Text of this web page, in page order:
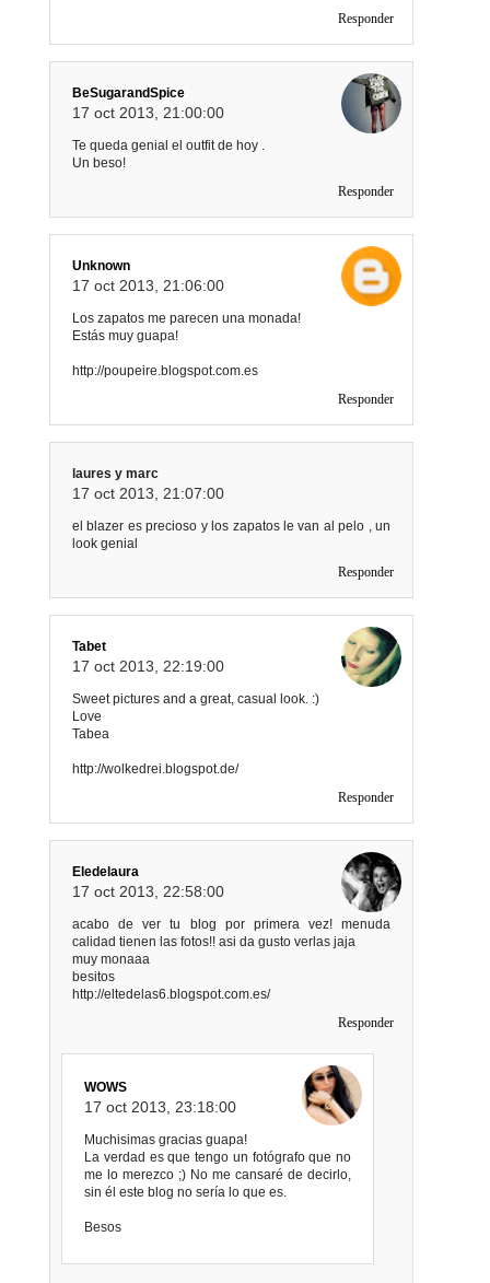
Responder
BeSugarandSpice
17 oct 2013, 21:00:00
Te queda genial el outfit de hoy .
Un beso!
Responder
Unknown
17 oct 2013, 21:06:00
Los zapatos me parecen una monada!
Estás muy guapa!
http://poupeire.blogspot.com.es
Responder
laures y marc
17 oct 2013, 21:07:00
el blazer es precioso y los zapatos le van al pelo , un
look genial
Responder
Tabet
17 oct 2013, 22:19:00
Sweet pictures and a great, casual look. :)
Love
Tabea
http://wolkedrei.blogspot.de/
Responder
Eledelaura
17 oct 2013, 22:58:00
acabo de ver tu blog por primera vez! menuda
calidad tienen las fotos!! asi da gusto verlas jaja
muy monaaa
besitos
http://eltedelas6.blogspot.com.es/
Responder
WOWS
17 oct 2013, 23:18:00
Muchisimas gracias guapa!
La verdad es que tengo un fotógrafo que no
me lo merezco ;) No me cansaré de decirlo,
sin él este blog no sería lo que es.
Besos